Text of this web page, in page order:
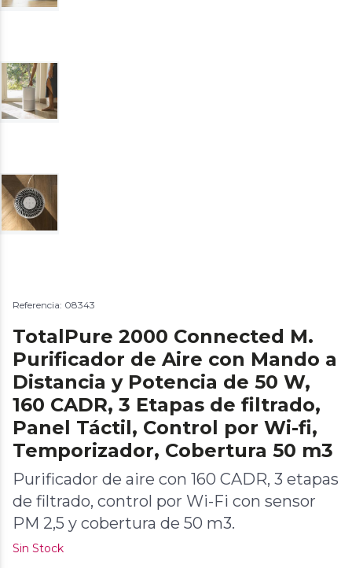
Referencia: 08343
TotalPure 2000 Connected M.
Purificador de Aire con Mando a
Distancia y Potencia de 50 W,
160 CADR, 3 Etapas de filtrado,
Panel Táctil, Control por Wi-fi,
Temporizador, Cobertura 50 m3
Purificador de aire con 160 CADR, 3 etapas
de filtrado, control por Wi-Fi con sensor
PM 2,5 y cobertura de 50 m3.
Sin Stock